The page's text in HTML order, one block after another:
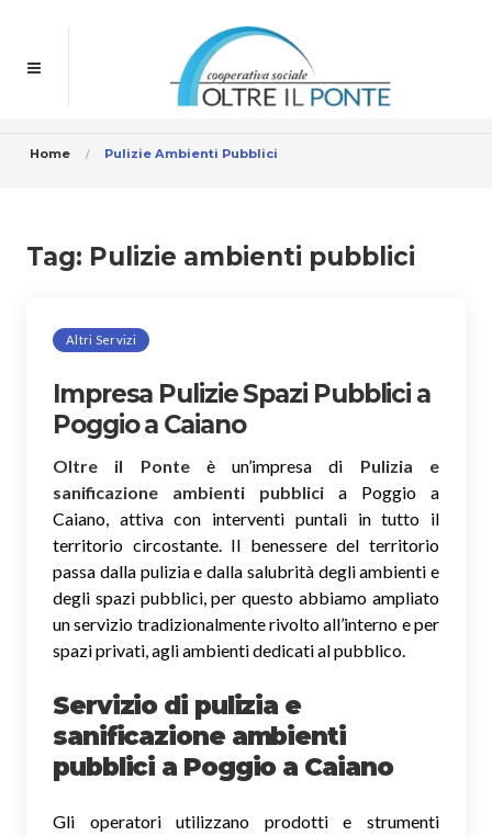
Home Pulizie Ambienti Pubblici
Tag: Pulizie ambienti pubblici
Altri Servizi
Impresa Pulizie Spazi Pubblici a
Poggio a Caiano
Oltre il Ponteè un’impresa di Pulizia e
sanificazione ambienti pubblici a Poggio a
Caiano, attiva con interventi puntali in tutto il
territorio circostante. Il benessere del territorio
passa dalla pulizia e dalla salubrità degli ambienti e
degli spazi pubblici, per questo abbiamo ampliato
un servizio tradizionalmente rivolto all’interno e per
spazi privati, agli ambienti dedicati al pubblico.
Servizio di pulizia e
sanificazione ambienti
pubblici a Poggio a Caiano
Gli operatori utilizzano prodotti e strumenti